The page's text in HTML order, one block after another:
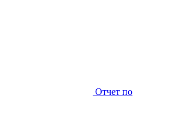
Отчет по